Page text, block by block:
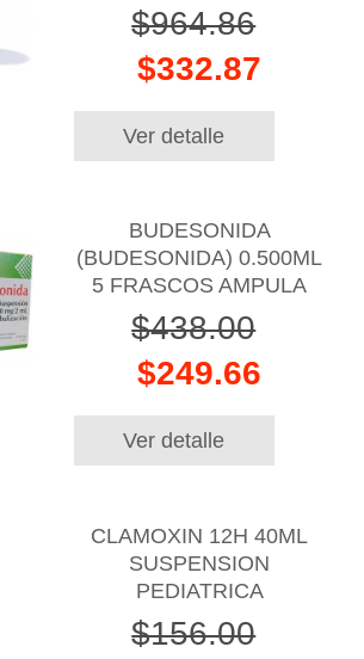
$964.86
$332.87
Ver detalle
BUDESONIDA
(BUDESONIDA) 0.500ML
5 FRASCOS AMPULA
$438.00
$249.66
Ver detalle
CLAMOXIN 12H 40ML
SUSPENSION
PEDIATRICA
$156.00